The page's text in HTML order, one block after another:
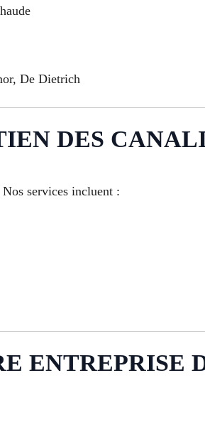
De Dietrich
DES
Nos services incluent :
ENTREPRISE